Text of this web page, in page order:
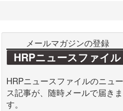
メールマガジンの登録
HRPニュースファイル
HRPニュースファイルのニュー
ス記事が、随時メールで届きま
す。